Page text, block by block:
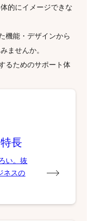
的にイメージできな
機能・デザインから
ませんか。
るためのサポート体
長
い。抜
ネスの